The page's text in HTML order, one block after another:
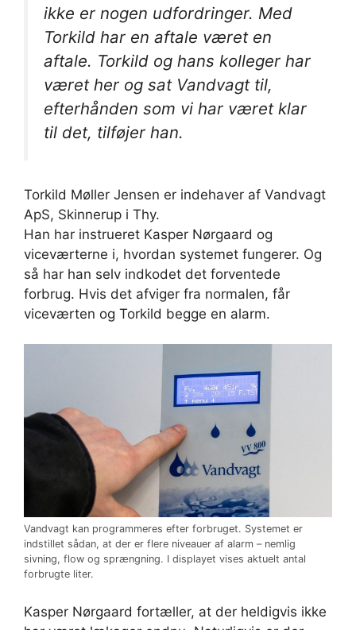
ikke er nogen udfordringer. Med
Torkild har en aftale været en
aftale. Torkild og hans kolleger har
været her og sat Vandvagt til,
efterhånden som vi har været klar
til det, tilføjer han.
Torkild Møller Jensen er indehaver af Vandvagt
ApS, Skinnerup i Thy.
Han har instrueret Kasper Nørgaard og
viceværterne i, hvordan systemet fungerer. Og
så har han selv indkodet det forventede
forbrug. Hvis det afviger fra normalen, får
viceværten og Torkild begge en alarm.
Vandvagt kan programmeres efter forbruget. Systemet er
indstillet sådan, at der er flere niveauer af alarm – nemlig
sivning, flow og sprængning. I displayet vises aktuelt antal
forbrugte liter.
Kasper Nørgaard fortæller, at der heldigvis ikke